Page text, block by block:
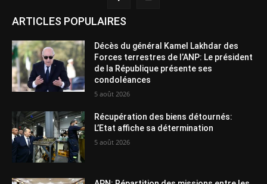
ARTICLES POPULAIRES
Décès du général Kamel Lakhdar des
Forces terrestres de l’ANP: Le président
de la République présente ses
condoléances
5 août 2026
Récupération des biens détournés:
L’Etat affiche sa détermination
5 août 2026